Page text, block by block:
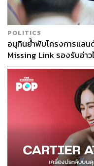
POLITICS
อนุทินย้ำพับโครงการแล
Missing Link รองรับอ่า